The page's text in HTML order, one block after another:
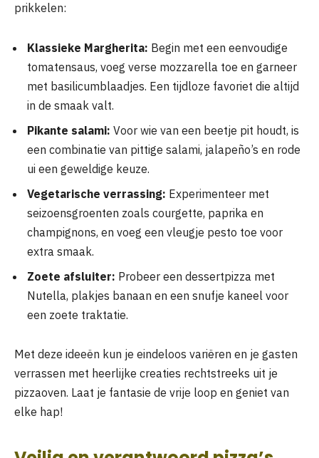
prikkelen:
Klassieke Margherita: Begin met een eenvoudige
tomatensaus, voeg verse mozzarella toe en garneer
met basilicumblaadjes. Een tijdloze favoriet die altijd
in de smaak valt.
Pikante salami: Voor wie van een beetje pit houdt, is
een combinatie van pittige salami, jalapeño’s en rode
ui een geweldige keuze.
Vegetarische verrassing: Experimenteer met
seizoensgroenten zoals courgette, paprika en
champignons, en voeg een vleugje pesto toe voor
extra smaak.
Zoete afsluiter: Probeer een dessertpizza met
Nutella, plakjes banaan en een snufje kaneel voor
een zoete traktatie.
Met deze ideeën kun je eindeloos variëren en je gasten
verrassen met heerlijke creaties rechtstreeks uit je
pizzaoven. Laat je fantasie de vrije loop en geniet van
elke hap!